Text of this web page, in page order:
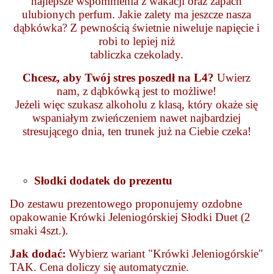
ulubionych perfum. Jakie zalety ma jeszcze nasza
dąbkówka? Z pewnością świetnie niweluje napięcie i
robi to lepiej niż
tabliczka czekolady.
Chcesz, aby Twój stres poszedł na L4? Uwierz
nam, z dąbkówką jest to możliwe!
Jeżeli więc szukasz alkoholu z klasą, który okaże się
wspaniałym zwieńczeniem nawet najbardziej
stresującego dnia, ten trunek już na Ciebie czeka!
Słodki dodatek do prezentu
Do zestawu prezentowego proponujemy ozdobne
opakowanie Krówki Jeleniogórskiej Słodki Duet (2
smaki 4szt.).
Jak dodać: Wybierz wariant "Krówki Jeleniogórskie"
TAK. Cena doliczy się automatycznie.